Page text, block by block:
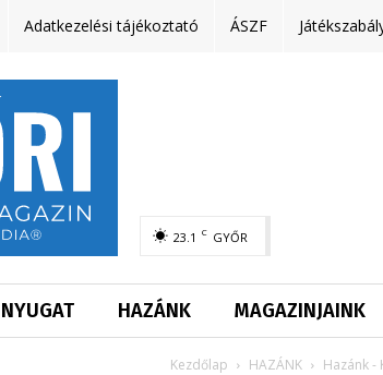
Adatkezelési tájékoztató ÁSZF
23.1 C GYŐR
NYUGAT HAZÁNK MAGAZINJAINK
Kezdőlap HAZÁNK Hazánk -